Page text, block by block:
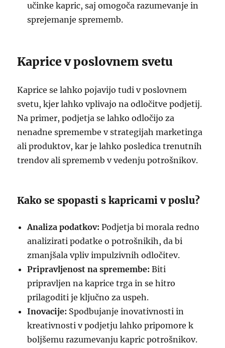
učinke kapric, saj omogoča razumevanje in
sprejemanje sprememb.
Kaprice v poslovnem svetu
Kaprice se lahko pojavijo tudi v poslovnem
svetu, kjer lahko vplivajo na odločitve podjetij.
Na primer, podjetja se lahko odločijo za
nenadne spremembe v strategijah marketinga
ali produktov, kar je lahko posledica trenutnih
trendov ali sprememb v vedenju potrošnikov.
Kako se spopasti s kapricami v poslu?
Analiza podatkov: Podjetja bi morala redno
analizirati podatke o potrošnikih, da bi
zmanjšala vpliv impulzivnih odločitev.
Pripravljenost na spremembe: Biti
pripravljen na kaprice trga in se hitro
prilagoditi je ključno za uspeh.
Inovacije: Spodbujanje inovativnosti in
kreativnosti v podjetju lahko pripomore k
boljšemu razumevanju kapric potrošnikov.